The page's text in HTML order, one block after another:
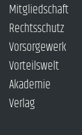
Mitgliedschaft
Rechtsschutz
Vorsorgewerk
Vorteilswelt
Akademie
Verlag